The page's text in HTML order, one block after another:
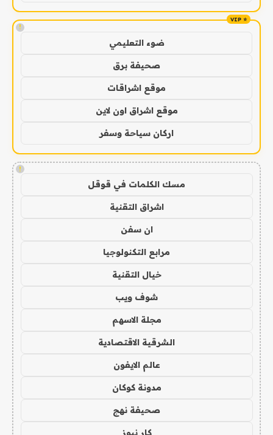
!
ضوء التعليمي
صحيفة برق
موقع اشراقات
موقع اشراق اون لاين
اركان سياحة وسفر
!
مسك الكلمات في قوقل
اشراق التقنية
ان سفن
مرابع التكنولوجيا
خيال التقنية
شوف ويب
مجلة الاسهم
الشرقية الاقتصادية
عالم الايفون
مدونة كوكان
صحيفة نهج
كار نيوز